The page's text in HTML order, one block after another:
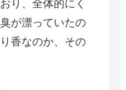
り、全体的にく
が漂っていたの
香なのか、その